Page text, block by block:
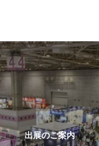
出展のご案内